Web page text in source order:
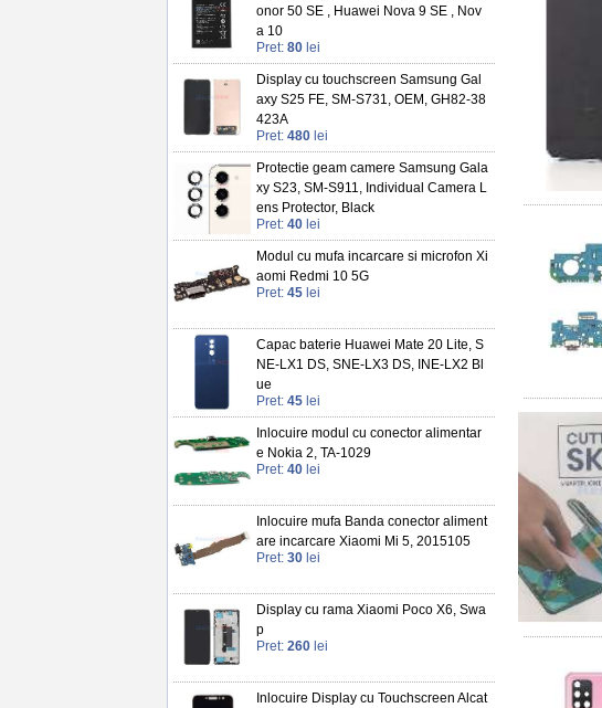
onor 50 SE , Huawei Nova 9 SE , Nov
a 10
Pret: 80 lei
Display cu touchscreen Samsung Gal
axy S25 FE, SM-S731, OEM, GH82-38
423A
Pret: 480 lei
Protectie geam camere Samsung Gala
xy S23, SM-S911, Individual Camera L
ens Protector, Black
Pret: 40 lei
Modul cu mufa incarcare si microfon Xi
aomi Redmi 10 5G
Pret: 45 lei
Capac baterie Huawei Mate 20 Lite, S
NE-LX1 DS, SNE-LX3 DS, INE-LX2 Bl
ue
Pret: 45 lei
Inlocuire modul cu conector alimentar
e Nokia 2, TA-1029
Pret: 40 lei
Inlocuire mufa Banda conector aliment
are incarcare Xiaomi Mi 5, 2015105
Pret: 30 lei
Display cu rama Xiaomi Poco X6, Swa
p
Pret: 260 lei
Inlocuire Display cu Touchscreen Alcat